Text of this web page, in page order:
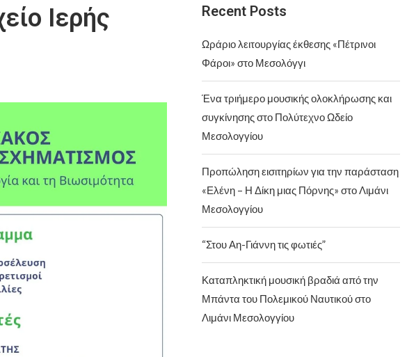
Ιερής
Recent Posts
Ωράριο λειτουργίας έκθεσης «Πέτρινοι
Φάροι» στο Μεσολόγγι
Ένα τριήμερο μουσικής ολοκλήρωσης και
συγκίνησης στο Πολύτεχνο Ωδείο
Μεσολογγίου
Προπώληση εισιτηρίων για την παράσταση
«Ελένη – Η Δίκη μιας Πόρνης» στο Λιμάνι
Μεσολογγίου
“Στου Αη-Γιάννη τις φωτιές”
Καταπληκτική μουσική βραδιά από την
Μπάντα του Πολεμικού Ναυτικού στο
Λιμάνι Μεσολογγίου